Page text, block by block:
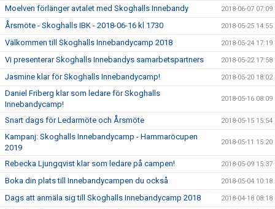
Moelven förlänger avtalet med Skoghalls Innebandy 2018-06-07 07:09
Årsmöte - Skoghalls IBK - 2018-06-16 kl 1730 2018-05-25 14:55
Välkommen till Skoghalls Innebandycamp 2018 2018-05-24 17:19
Vi presenterar Skoghalls Innebandys samarbetspartners 2018-05-22 17:58
Jasmine klar för Skoghalls Innebandycamp! 2018-05-20 18:02
Daniel Friberg klar som ledare för Skoghalls
Innebandycamp!
2018-05-16 08:09
Snart dags för Ledarmöte och Årsmöte 2018-05-15 15:54
Kampanj: Skoghalls Innebandycamp - Hammaröcupen
2019
2018-05-11 15:20
Rebecka Ljungqvist klar som ledare på campen! 2018-05-09 15:37
Boka din plats till Innebandycampen du också 2018-05-04 10:18
Dags att anmäla sig till Skoghalls Innebandycamp 2018 2018-04-18 08:18